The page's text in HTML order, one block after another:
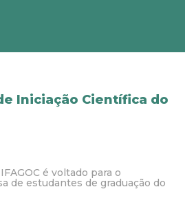
Iniciação Científica do
é voltado para o
de estudantes de graduação do